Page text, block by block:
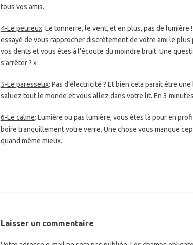
tous vos amis.
4-Le peureux: Le tonnerre, le vent, et en plus, pas de lumière
essayé de vous rapprocher discrètement de votre ami le
vos dents et vous êtes à l’écoute du moindre bruit. Une
s’arrêter ? »
5-Le paresseux: Pas d’électricité ? Et bien cela paraît être
saluez tout le monde et vous allez dans votre lit. En 3
6-Le calme: Lumière ou pas lumière, vous êtes là pour en
boire tranquillement votre verre. Une chose vous manque
quand même mieux.
Laisser un commentaire